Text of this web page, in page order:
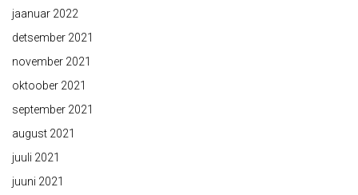
jaanuar 2022
detsember 2021
november 2021
oktoober 2021
september 2021
august 2021
juuli 2021
juuni 2021